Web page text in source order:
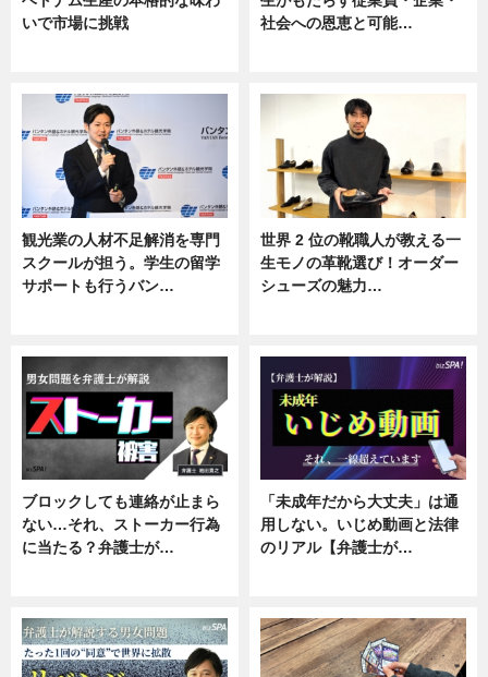
いで市場に挑戦
社会への恩恵と可能…
観光業の人材不足解消を専門
スクールが担う。学生の留学
サポートも行うバン…
世界 2 位の靴職人が教える一
生モノの革靴選び！オーダー
シューズの魅力…
ブロックしても連絡が止まら
ない…それ、ストーカー行為
に当たる？弁護士が…
「未成年だから大丈夫」は通
用しない。いじめ動画と法律
のリアル【弁護士が…